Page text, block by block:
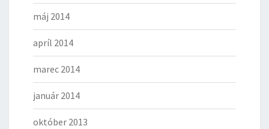
máj 2014
apríl 2014
marec 2014
január 2014
október 2013